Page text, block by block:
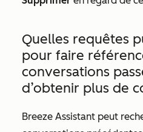
Quelles requêtes
pour faire
conversations
d’obtenir plus de
Breeze Assistant peut